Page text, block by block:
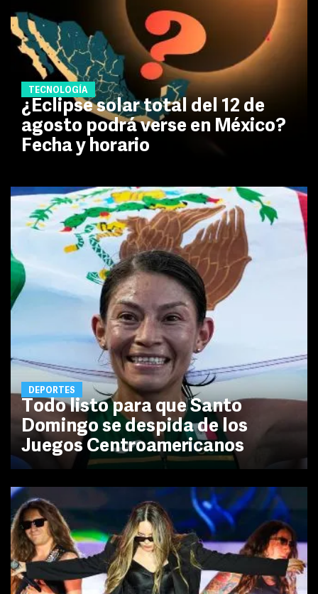
TECNOLOGÍA
¿Eclipse solar total del 12 de
agosto podrá verse en México?
Fecha y horario
DEPORTES
Todo listo para que Santo
Domingo se despida de los
Juegos Centroamericanos